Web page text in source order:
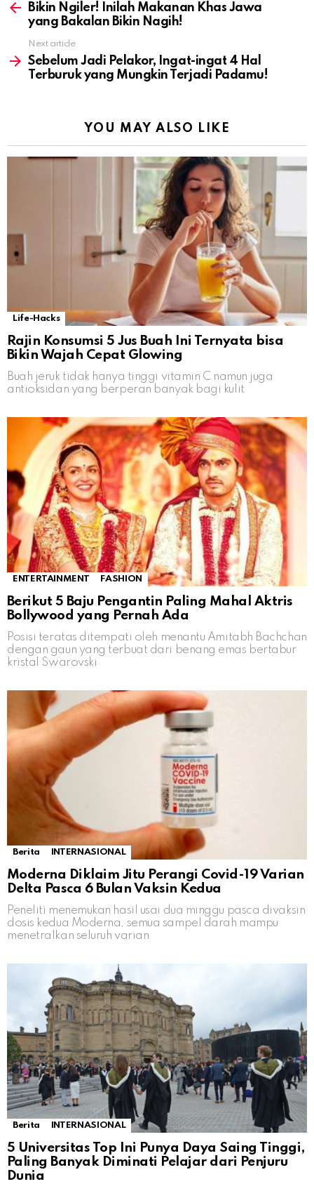
moreBikin Ngiler! Inilah Makanan Khas Jawa
yang Bakalan Bikin Nagih!
Next article
Sebelum Jadi Pelakor, Ingat-ingat 4 Hal
Terburuk yang Mungkin Terjadi Padamu!
YOU MAY ALSO LIKE
Life-Hacks
Rajin Konsumsi 5 Jus Buah Ini Ternyata bisa
Bikin Wajah Cepat Glowing
Buah jeruk tidak hanya tinggi vitamin C namun juga
antioksidan yang berperan banyak bagi kulit
ENTERTAINMENT FASHION
Berikut 5 Baju Pengantin Paling Mahal Aktris
Bollywood yang Pernah Ada
Posisi teratas ditempati oleh menantu Amitabh Bachchan
dengan gaun yang terbuat dari benang emas bertabur
kristal Swarovski
Berita INTERNASIONAL
Moderna Diklaim Jitu Perangi Covid-19 Varian
Delta Pasca 6 Bulan Vaksin Kedua
Peneliti menemukan hasil usai dua minggu pasca divaksin
dosis kedua Moderna, semua sampel darah mampu
menetralkan seluruh varian
Berita INTERNASIONAL
5 Universitas Top Ini Punya Daya Saing Tinggi,
Paling Banyak Diminati Pelajar dari Penjuru
Dunia